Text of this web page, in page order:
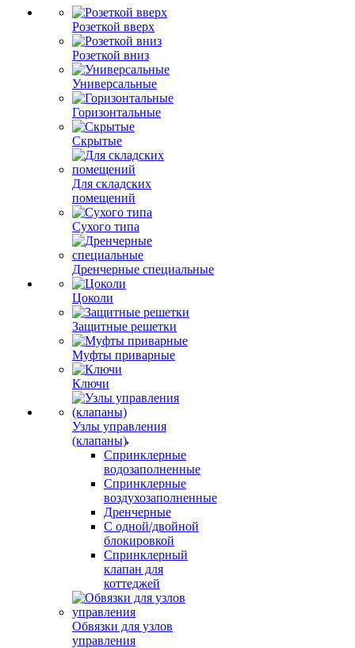
Розеткой вверх
Розеткой вниз
Универсальные
Горизонтальные
Скрытые
Для складских
помещений
Сухого типа
Дренчерные специальные
Цоколи
Защитные решетки
Муфты приварные
Ключи
Узлы управления
(клапаны)
Спринклерные
водозаполненные
Спринклерные
воздухозаполненные
Дренчерные
С одной/двойной
блокировкой
Спринклерный
клапан для
коттеджей
Обвязки для узлов
управления